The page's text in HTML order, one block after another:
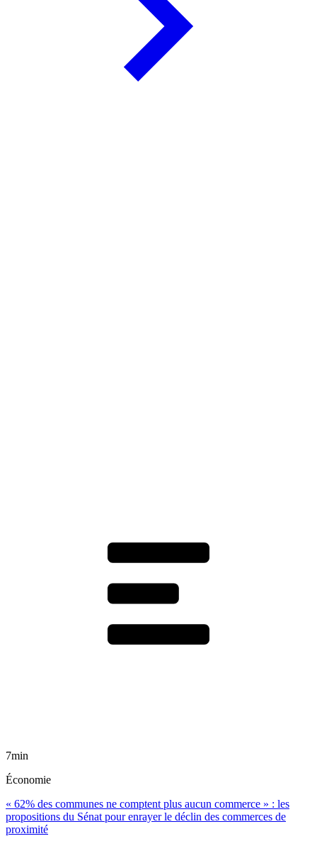
7min
Économie
« 62% des communes ne comptent plus aucun commerce » : les
propositions du Sénat pour enrayer le déclin des commerces de
proximité